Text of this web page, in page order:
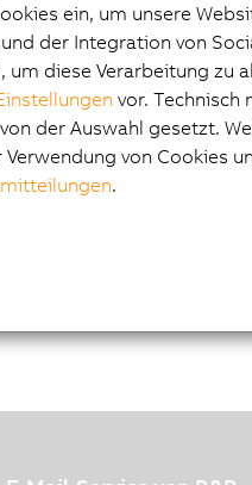
Panel T-Series
ein, um unsere
der Integration von
um diese Verarbeitung zu
vor.
der Auswahl gesetzt.
Verwendung von Cookies
.